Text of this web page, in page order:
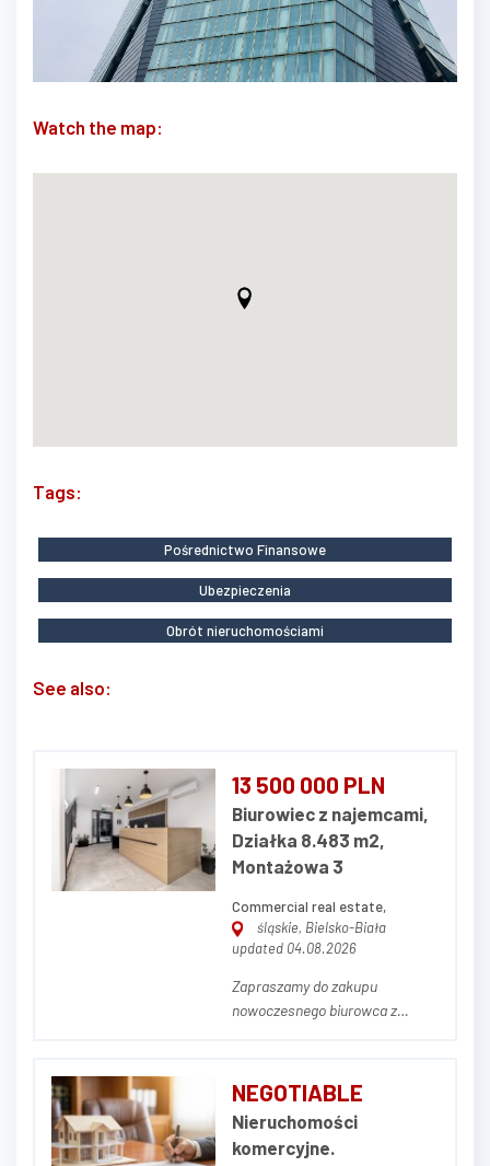
Watch the map:
Tags:
Pośrednictwo Finansowe
Ubezpieczenia
Obrót nieruchomościami
See also:
13 500 000 PLN
Biurowiec z najemcami,
Działka 8.483 m2,
Montażowa 3
Commercial real estate,
śląskie, Bielsko-Biała
updated 04.08.2026
Zapraszamy do zakupu
nowoczesnego biurowca z
Białej przy ul. Montażowej 3.
Cały kompleks położony jest na
działce o powierzchni 0,8483 ha
i składa się z 3 budynków:
NEGOTIABLE
Nieruchomości
komercyjne.